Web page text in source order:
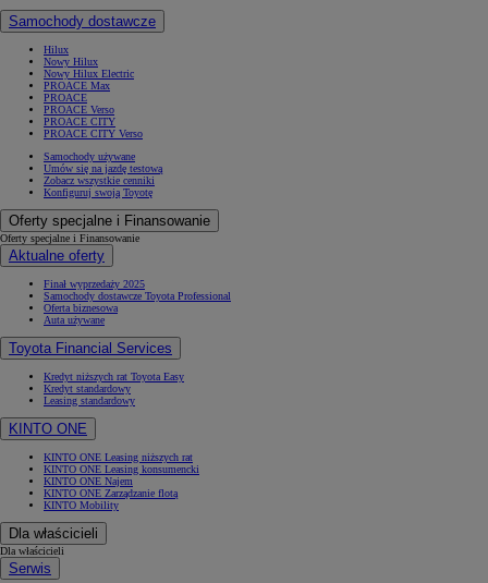
Samochody dostawcze
Hilux
Nowy Hilux
Nowy Hilux Electric
PROACE Max
PROACE
PROACE Verso
PROACE CITY
PROACE CITY Verso
Samochody używane
Umów się na jazdę testową
Zobacz wszystkie cenniki
Konfiguruj swoją Toyotę
Oferty specjalne i Finansowanie
Oferty specjalne i Finansowanie
Aktualne oferty
Finał wyprzedaży 2025
Samochody dostawcze Toyota Professional
Oferta biznesowa
Auta używane
Toyota Financial Services
Kredyt niższych rat Toyota Easy
Kredyt standardowy
Leasing standardowy
KINTO ONE
KINTO ONE Leasing niższych rat
KINTO ONE Leasing konsumencki
KINTO ONE Najem
KINTO ONE Zarządzanie flotą
KINTO Mobility
Dla właścicieli
Dla właścicieli
Serwis